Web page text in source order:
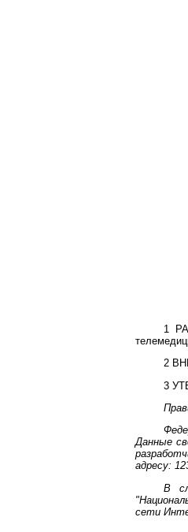
1
2
3
Данные
адресу:
В
сети